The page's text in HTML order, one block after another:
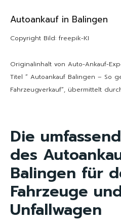
Autoankauf in Balingen
Copyright Bild: freepik-KI
Originalinhalt von Auto-Ankauf-
Titel “ Autoankauf Balingen – So
Fahrzeugverkauf“, übermittelt
Die
des
Balingen für
Fahrzeuge
Unfallwagen